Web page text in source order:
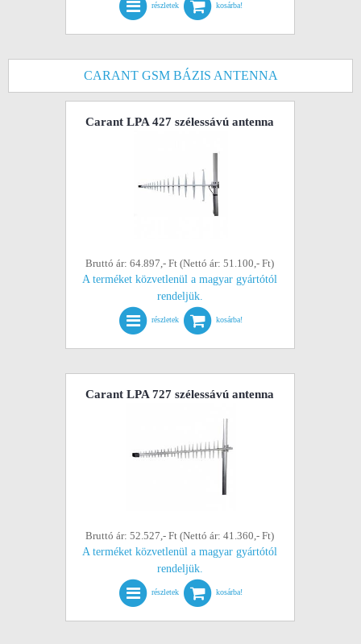
részletek kosárba!
CARANT GSM BÁZIS ANTENNA
Carant LPA 427 szélessávú antenna
Bruttó ár: 64.897,- Ft (Nettó ár: 51.100,- Ft)
A terméket közvetlenül a magyar gyártótól
rendeljük.
részletek kosárba!
Carant LPA 727 szélessávú antenna
Bruttó ár: 52.527,- Ft (Nettó ár: 41.360,- Ft)
A terméket közvetlenül a magyar gyártótól
rendeljük.
részletek kosárba!